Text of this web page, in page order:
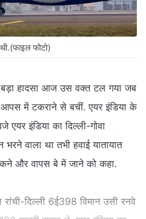
फोटो)
बड़ा हादसा आज उस वक्‍त टल गया जब
आपस में टकराने से बचीं. एयर इंडिया के
एयर इंडिया का दिल्ली-गोवा
वाला था तभी हवाई यातायात
और वापस बे में जाने को कहा.
दिल्ली 6ई398 विमान उसी रनवे